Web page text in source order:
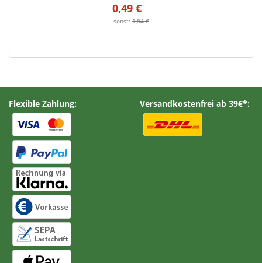
0,49 €
sonst:1,84 €
Flexible Zahlung: Versandkostenfrei ab 39€*: